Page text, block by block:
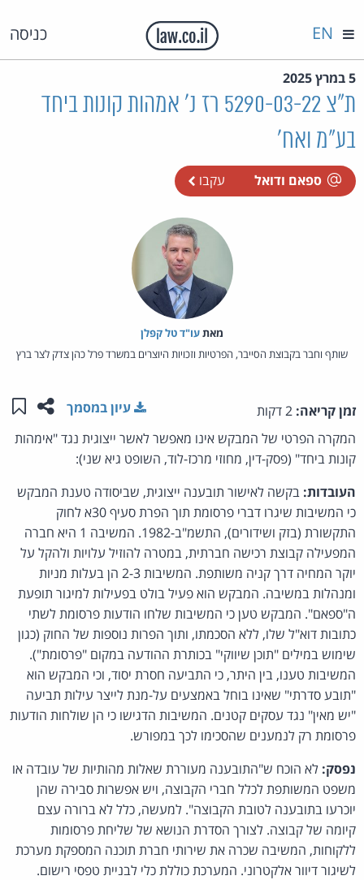
כניסה EN
5 במרץ 2025
ת"צ 5290-03-22 רז נ' אמהות קונות ביחד
בע"מ ואח'
ספאם ודואל עקבו
מאת‏עו"ד טל קפלן
שותף וחבר בקבוצת הסייבר, הפרטיות וזכויות היוצרים במשרד פרל כהן צדק לצר ברץ
זמן קריאה: שתפו
עיון במסמך
המקרה הפרטי של המבקש אינו מאפשר לאשר ייצוגית נגד "אימהות
קונות ביחד" (פסק-דין, מחוזי מרכז-לוד, השופט גיא שני):
העובדות: בקשה לאישור תובענה ייצוגית, שביסודה טענת המבקש
כי המשיבות שיגרו דברי פרסומת תוך הפרת סעיף 30א לחוק
התקשורת (בזק ושידורים), התשמ"ב-1982. המשיבה 1 היא חברה
המפעילה קבוצת רכישה חברתית, במטרה להוזיל עלויות ולהקל על
יוקר המחיה דרך קניה משותפת. המשיבות 2-3 הן בעלות מניות
ומנהלות במשיבה. המבקש הוא פעיל בולט בפעילות למיגור תופעת
ה"ספאם". המבקש טען כי המשיבות שלחו הודעות פרסומת לשתי
כתובות דוא"ל שלו, ללא הסכמתו, ותוך הפרות נוספות של החוק (כגון
שימוש במילים "תוכן שיווקי" בכותרת ההודעה במקום "פרסומת").
המשיבות טענו, בין היתר, כי התביעה חסרת יסוד, וכי המבקש הוא
"תובע סדרתי" שאינו בוחל באמצעים על-מנת לייצר עילות תביעה
"יש מאין" נגד עסקים קטנים. המשיבות הדגישו כי הן שולחות הודעות
פרסומת רק לנמענים שהסכימו לכך במפורש.
נפסק: לא הוכח ש"התובענה מעוררת שאלות מהותיות של עובדה או
משפט המשותפת לכלל חברי הקבוצה, ויש אפשרות סבירה שהן
יוכרעו בתובענה לטובת הקבוצה". למעשה, כלל לא ברורה עצם
קיומה של קבוצה. לצורך הסדרת הנושא של שליחת פרסומות
ללקוחות, המשיבה שכרה את שירותי חברת תוכנה המספקת מערכת
לשיגור דיוור אלקטרוני. המערכת כוללת כלי לבניית טפסי רישום.